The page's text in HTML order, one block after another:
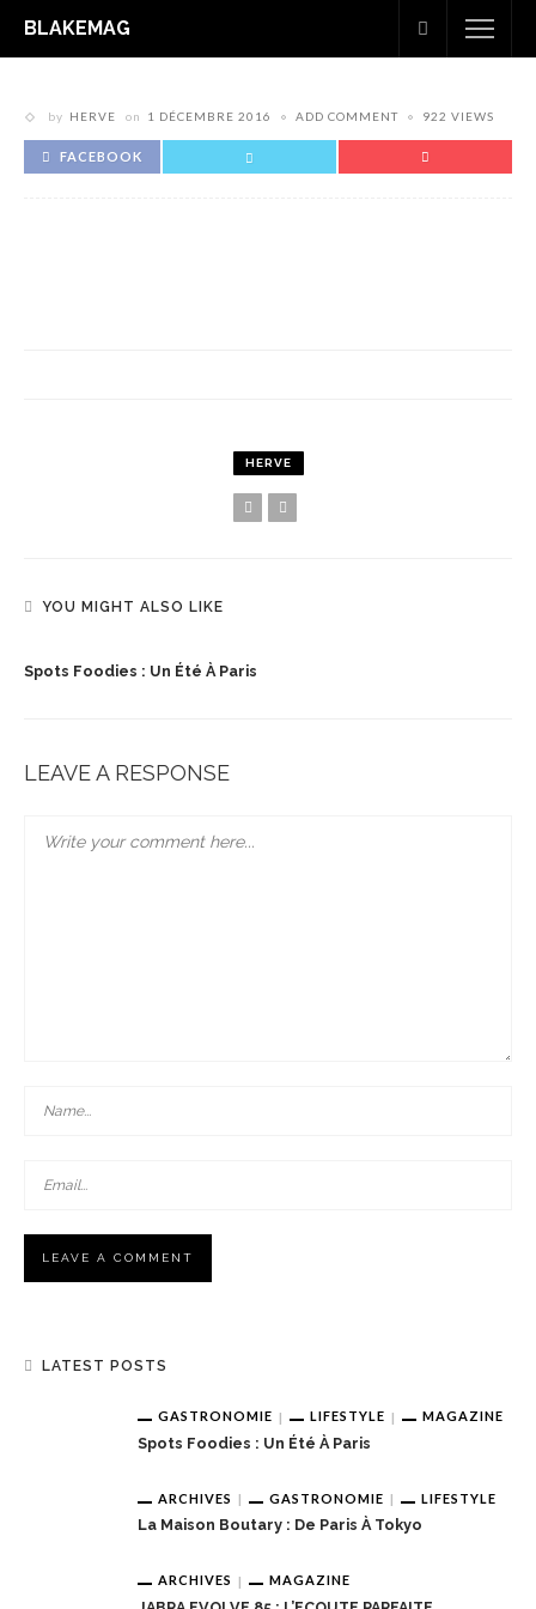
BLAKEMAG
by HERVE on 1 DÉCEMBRE 2016 ADD COMMENT 922 VIEWS
FACEBOOK
HERVE
YOU MIGHT ALSO LIKE
Spots Foodies : Un Été À Paris
LEAVE A RESPONSE
LATEST POSTS
GASTRONOMIE LIFESTYLE MAGAZINE
Spots Foodies : Un Été À Paris
ARCHIVES GASTRONOMIE LIFESTYLE
La Maison Boutary : De Paris À Tokyo
ARCHIVES MAGAZINE